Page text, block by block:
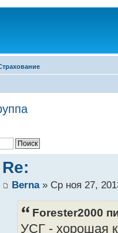
Re:
Berna» Ср ноя 27,
Forester2000
УСГ - хорошая